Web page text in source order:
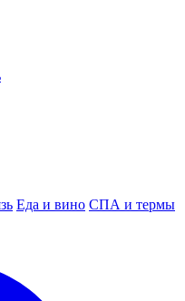
Еда и вино СПА и термы